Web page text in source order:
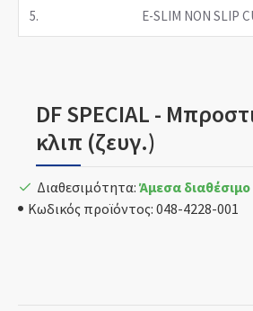
5. E-SLIM NON SLIP
DF SPECIAL -
κλιπ (ζευγ.)
Διαθεσιμότητα: Άμεσα διαθέσιμο
Κωδικός προϊόντος: 048-4228-001